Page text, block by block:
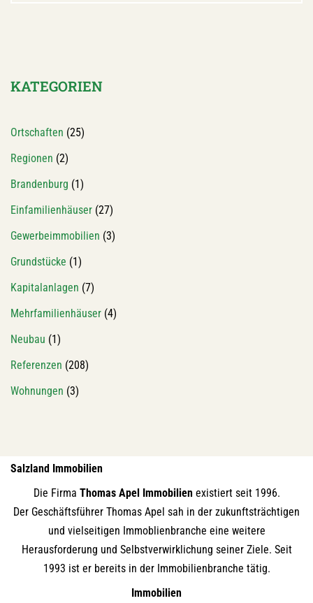
KATEGORIEN
Ortschaften (25)
Regionen (2)
Brandenburg (1)
Einfamilienhäuser (27)
Gewerbeimmobilien (3)
Grundstücke (1)
Kapitalanlagen (7)
Mehrfamilienhäuser (4)
Neubau (1)
Referenzen (208)
Wohnungen (3)
Salzland Immobilien
Die Firma Thomas Apel Immobilien existiert seit 1996.
Der Geschäftsführer Thomas Apel sah in der zukunftsträchtigen
und vielseitigen Immoblienbranche eine weitere
Herausforderung und Selbstverwirklichung seiner Ziele. Seit
1993 ist er bereits in der Immobilienbranche tätig.
Immobilien